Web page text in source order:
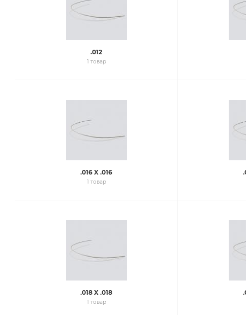
.012
1 товар
.016 X .016
1 товар
.018 X .018
1 товар